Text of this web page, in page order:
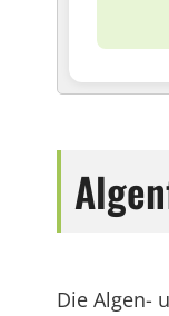
Die Algen-